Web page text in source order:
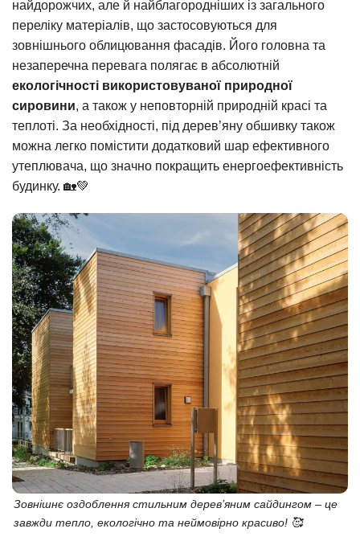
найдорожчих, але й найблагородніших із загального
переліку матеріалів, що застосовуються для
зовнішнього облицювання фасадів. Його головна та
незаперечна перевага полягає в абсолютній
екологічності використовуваної природної
сировини, а також у неповторній природній красі та
теплоті. За необхідності, під дерев’яну обшивку також
можна легко помістити додатковий шар ефективного
утеплювача, що значно покращить енергоефективність
будинку. 🏡💚
Зовнішнє оздоблення стильним дерев’яним сайдингом – це
завжди тепло, екологічно та неймовірно красиво! 🥰